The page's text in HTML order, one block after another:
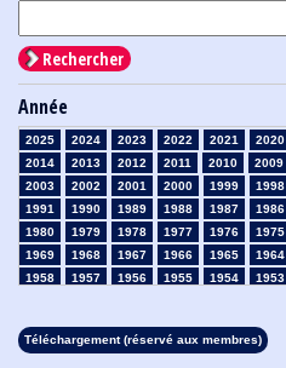
Rechercher
Année
2025 2024 2023 2022 2021 2020
2014
2013 2012 2011 2010 2009
2003
2002 2001 2000 1999 1998
1991
1990 1989 1988 1987 1986
1980
1979 1978 1977 1976 1975
1969
1968 1967 1966 1965 1964
1958
1957 1956 1955 1954 1953
1913
1912 1911 1910 1909 1908
Téléchargement (réservé aux membres)